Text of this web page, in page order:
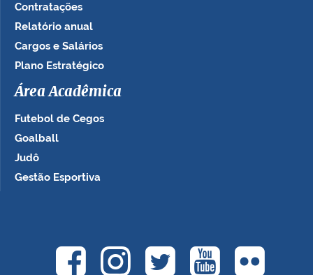
Contratações
Relatório anual
Cargos e Salários
Plano Estratégico
Área Acadêmica
Futebol de Cegos
Goalball
Judô
Gestão Esportiva